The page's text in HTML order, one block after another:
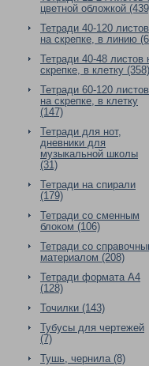
цветной обложкой
Тетради 40-120 листов
на скрепке, в линию
Тетради 40-48 листов
скрепке, в клетку (358)
Тетради 60-120 листов
на скрепке, в клетку
(147)
Тетради для нот,
дневники для
музыкальной школы
(31)
Тетради на спирали
(179)
Тетради со сменным
блоком (106)
Тетради со
материалом (208)
Тетради формата А4
(128)
Точилки (143)
Тубусы для чертежей
(7)
Тушь, чернила (8)